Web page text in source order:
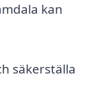
kan
säkerställa